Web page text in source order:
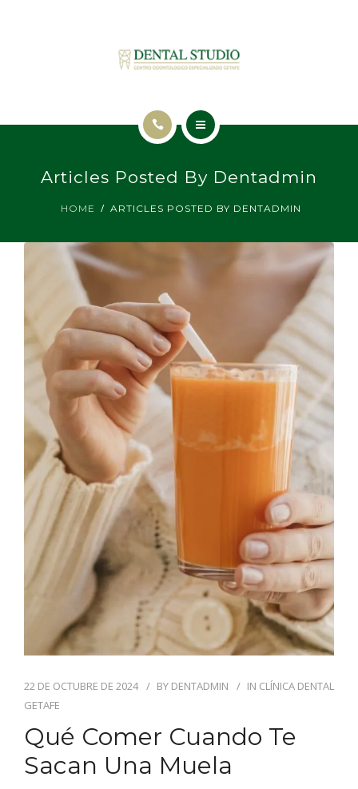
TRATAMIENTOS
Articles Posted By Dentadmin
HOME ARTICLES POSTED BY DENTADMIN
22 DE OCTUBRE DE 2024 BY DENTADMIN IN CLÍNICA DENTAL
GETAFE
Qué Comer Cuando Te
Sacan Una Muela